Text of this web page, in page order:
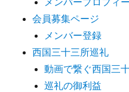
メンバープロフィ
会員募集ページ
メンバー登録
西国三十三所巡礼
動画で繋ぐ西国三
巡礼の御利益